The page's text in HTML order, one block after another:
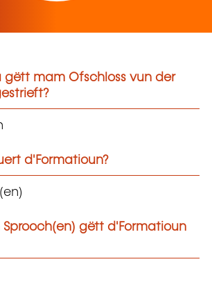
gëtt mam Ofschloss vun der
d'Formatioun?
gëtt d'Formatioun